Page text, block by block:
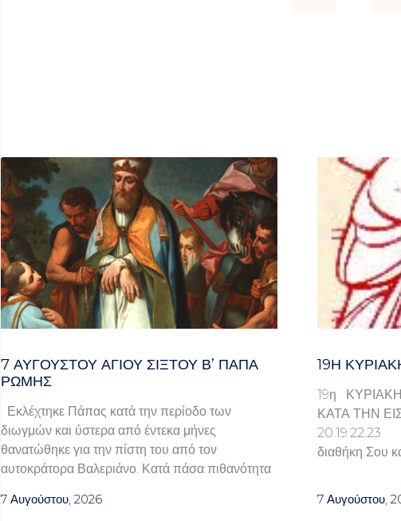
7 ΑΥΓΟΥΣΤΟΥ ΑΓΙΟΥ ΣΙΞΤΟΥ Β’ ΠΑΠΑ
ΡΩΜΗΣ
Εκλέχτηκε Πάπας κατά την περίοδο των
διωγμών και ύστερα από έντεκα μήνες
θανατώθηκε για την πίστη του από τον
αυτοκράτορα Βαλεριάνο. Κατά πάσα πιθανότητα
7 Αυγούστου, 2026
19Η
19η
ΚΑΤΑ ΤΗΝ
διαθήκη Σου
7 Αυγούστου,